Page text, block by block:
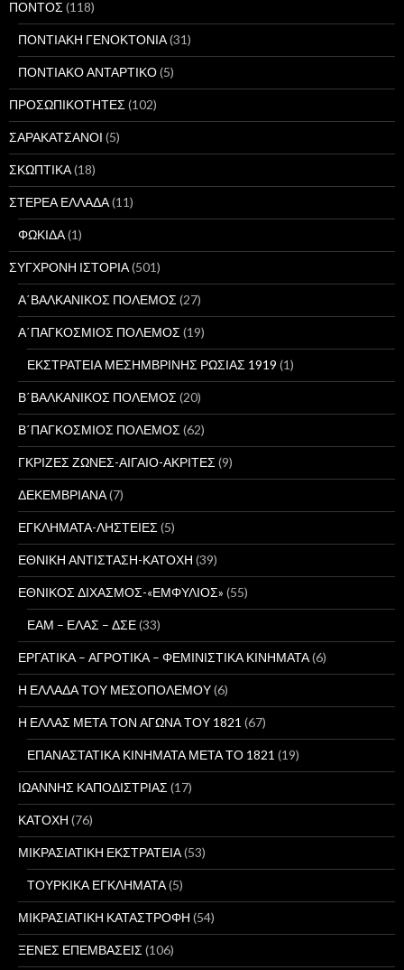
ΠΟΝΤΟΣ (118)
ΠΟΝΤΙΑΚΗ ΓΕΝΟΚΤΟΝΙΑ(31)
ΠΟΝΤΙΑΚΟ ΑΝΤΑΡΤΙΚΟ(5)
ΠΡΟΣΩΠΙΚΟΤΗΤΕΣ (102)
ΣΑΡΑΚΑΤΣΑΝΟΙ (5)
ΣΚΩΠΤΙΚΑ(18)
ΣΤΕΡΕΑ ΕΛΛΑΔΑ(11)
ΦΩΚΙΔΑ(1)
ΣΥΓΧΡΟΝΗ ΙΣΤΟΡΙΑ(501)
Α΄ΒΑΛΚΑΝΙΚΟΣ ΠΟΛΕΜΟΣ (27)
Α΄ΠΑΓΚΟΣΜΙΟΣ ΠΟΛΕΜΟΣ (19)
ΕΚΣΤΡΑΤΕΙΑ ΜΕΣΗΜΒΡΙΝΗΣ ΡΩΣΙΑΣ 1919 (1)
Β΄ΒΑΛΚΑΝΙΚΟΣ ΠΟΛΕΜΟΣ (20)
Β΄ΠΑΓΚΟΣΜΙΟΣ ΠΟΛΕΜΟΣ (62)
ΓΚΡΙΖΕΣ ΖΩΝΕΣ-ΑΙΓΑΙΟ-ΑΚΡΙΤΕΣ (9)
ΔΕΚΕΜΒΡΙΑΝΑ(7)
ΕΓΚΛΗΜΑΤΑ-ΛΗΣΤΕΙΕΣ (5)
ΕΘΝΙΚΗ ΑΝΤΙΣΤΑΣΗ-ΚΑΤΟΧΗ (39)
ΕΘΝΙΚΟΣ ΔΙΧΑΣΜΟΣ-«ΕΜΦΥΛΙΟΣ» (55)
ΕΑΜ – ΕΛΑΣ – ΔΣΕ(33)
ΕΡΓΑΤΙΚΑ – ΑΓΡΟΤΙΚΑ – ΦΕΜΙΝΙΣΤΙΚΑ ΚΙΝΗΜΑΤΑ(6)
Η ΕΛΛΑΔΑ ΤΟΥ ΜΕΣΟΠΟΛΕΜΟΥ(6)
Η ΕΛΛΑΣ ΜΕΤΑ ΤΟΝ ΑΓΩΝΑ ΤΟΥ 1821 (67)
ΕΠΑΝΑΣΤΑΤΙΚΑ ΚΙΝΗΜΑΤΑ ΜΕΤΑ ΤΟ 1821 (19)
ΙΩΑΝΝΗΣ ΚΑΠΟΔΙΣΤΡΙΑΣ (17)
ΚΑΤΟΧΗ (76)
ΜΙΚΡΑΣΙΑΤΙΚΗ ΕΚΣΤΡΑΤΕΙΑ(53)
ΤΟΥΡΚΙΚΑ ΕΓΚΛΗΜΑΤΑ(5)
ΜΙΚΡΑΣΙΑΤΙΚΗ ΚΑΤΑΣΤΡΟΦΗ (54)
ΞΕΝΕΣ ΕΠΕΜΒΑΣΕΙΣ (106)